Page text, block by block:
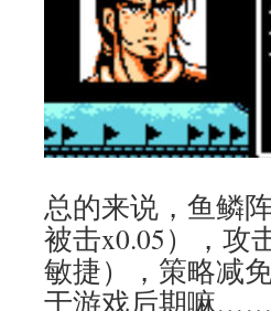
总的来说，鱼鳞
被击x0.05），攻
敏捷），策略减
于游戏后期嘛……